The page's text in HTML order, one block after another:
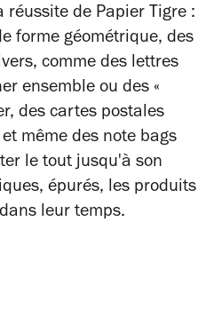
de Papier Tigre :
forme géométrique, des
comme des lettres
ensemble ou des «
des cartes postales
même des note bags
le tout jusqu'à son
épurés, les produits
leur temps.